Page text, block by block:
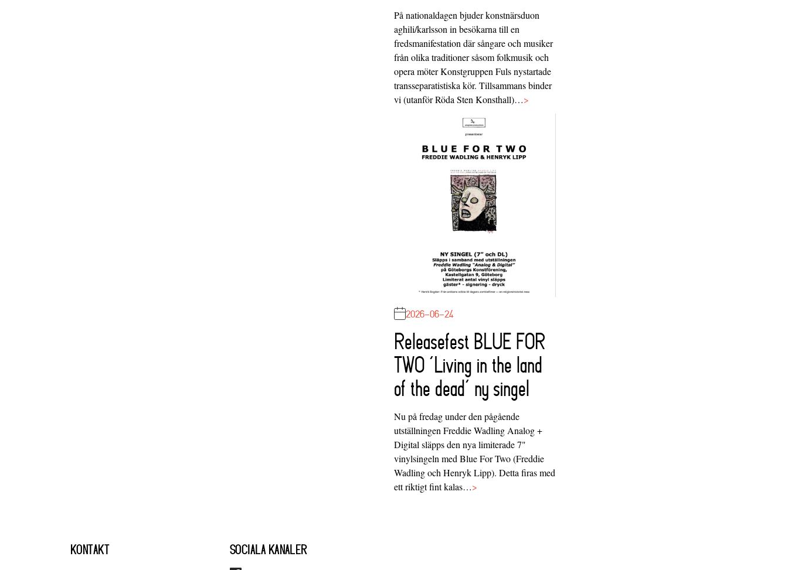
På nationaldagen bjuder konstnärsduon
aghili/karlsson in besökarna till en
fredsmanifestation där sångare och musiker
från olika traditioner såsom folkmusik och
opera möter Konstgruppen Fuls nystartade
transseparatistiska kör. Tillsammans binder
vi (utanför Röda Sten Konsthall)…>
2026-06-24
Releasefest BLUE FOR
TWO ‘Living in the land
of the dead’ ny singel
Nu på fredag under den pågående
utställningen Freddie Wadling Analog +
Digital släpps den nya limiterade 7"
vinylsingeln med Blue For Two (Freddie
Wadling och Henryk Lipp). Detta firas med
ett riktigt fint kalas…>
KONTAKT SOCIALA KANALER